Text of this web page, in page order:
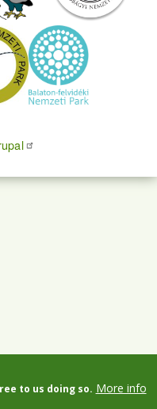
to us doing so. More info